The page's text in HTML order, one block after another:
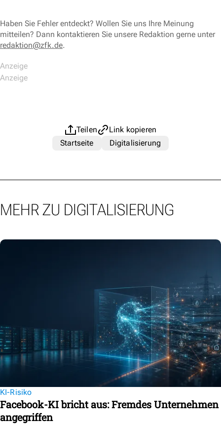
Haben Sie Fehler entdeckt? Wollen Sie uns Ihre Meinung
mitteilen? Dann kontaktieren Sie unsere Redaktion gerne unter
redaktion@zfk.de.
Teilen
Link kopieren
Startseite
Digitalisierung
MEHR ZU DIGITALISIERUNG
KI-Risiko
Facebook-KI bricht aus: Fremdes Unternehmen
angegriffen